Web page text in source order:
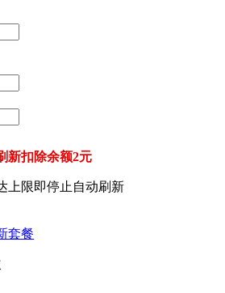
新扣除余额2元
上限即停止自动刷新
套餐